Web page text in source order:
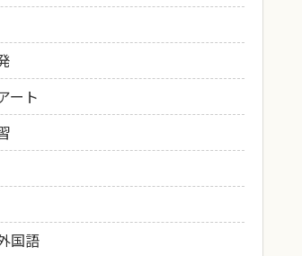
ート
国語